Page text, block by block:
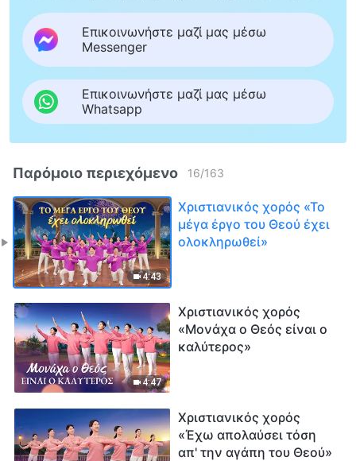
Επικοινωνήστε μαζί μας μέσω
Messenger
Επικοινωνήστε μαζί μας μέσω
Whatsapp
Παρόμοιο περιεχόμενο 16/163
4:43
Χριστιανικός χορός «Το
μέγα έργο του Θεού έχει
ολοκληρωθεί»
4:47
Χριστιανικός χορός
«Μονάχα ο Θεός είναι ο
καλύτερος»
Χριστιανικός χορός
«Έχω απολαύσει τόση
απ' την αγάπη του Θεού»